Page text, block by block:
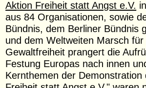
Aktion Freiheit statt Angst e.V.
aus 84 Organisationen, sowie
Bündnis, dem Berliner Bündnis
und dem Weltweiten Marsch
Gewaltfreiheit prangert die
Festung Europas nach innen
Kernthemen der